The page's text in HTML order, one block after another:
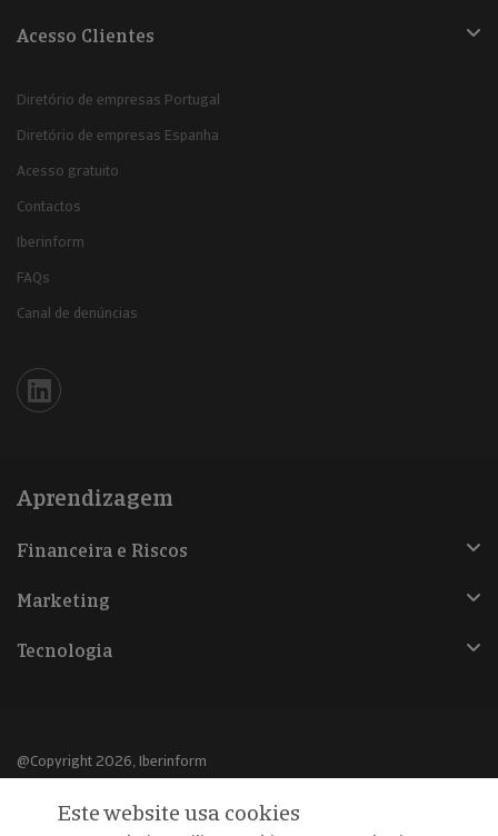
Acesso Clientes
Diretório de empresas Portugal
Diretório de empresas Espanha
Acesso gratuito
Contactos
Iberinform
FAQs
Canal de denúncias
Iberinform en Linkedin
Aprendizagem
Financeira e Riscos
Marketing
Tecnologia
@Copyright 2026, Iberinform
Aviso legalEste website usa cookies